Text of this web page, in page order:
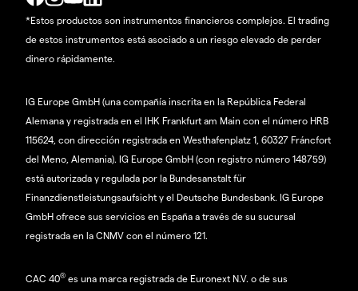
*Estos productos son instrumentos financieros complejos. El trading
de estos instrumentos está asociado a un riesgo elevado de perder
dinero rápidamente.
IG Europe GmbH (una compañía inscrita en la República Federal
Alemana y registrada en el IHK Frankfurt am Main con el número HRB
115624, con dirección registrada en Westhafenplatz 1, 60327 Fráncfort
del Meno, Alemania). IG Europe GmbH (con registro número 148759)
está autorizada y regulada por la Bundesanstalt für
Finanzdienstleistungsaufsicht y el Deutsche Bundesbank. IG Europe
GmbH ofrece sus servicios en España a través de su sucursal
registrada en la CNMV con el número 121.
CAC 40® es una marca registrada de Euronext N.V. o de sus